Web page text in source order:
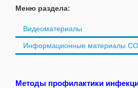
Меню раздела:
Видеоматериалы
Информационные материалы
Методы профилактики